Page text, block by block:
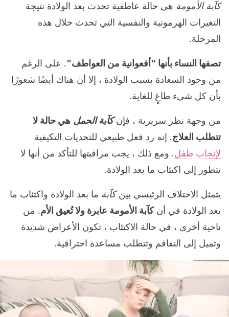
كآبة الأمومة هي حالة عاطفية تحدث بعد الولادة نتيجة
التغيرات الهرمونية والنفسية التي تحدث خلال هذه
المرحلة.
تصفها النساء بأنها “أفعوانية من العواطف”. على الرغم
من وجود السعادة بسبب الولادة ، إلا أن هناك أيضًا شعورًا
بأن كل شيء طاغٍ للغاية.
من وجهة نظر سريرية ، فإنكآبة الحمل هي حالة لا
تتطلب العلاج. إنه رد فعل طبيعي للتحديات التكيفية
لإنجاب طفل. ومع ذلك ، يجب مراقبتها للتأكد من أنها لا
تتطور إلى اكتئاب ما بعد الولادة.
يتمثل الاختلاف الرئيسي بينكآبة ما بعد الولادة واكتئاب ما
بعد الولادة في أنكآبة الأمومة عابرة ولا تُعيق الأم. من
ناحية أخرى ، في حالة الاكتئاب ، تكون الأعراض شديدة
وتميل إلى التفاقم وتتطلب مساعدة احترافية.